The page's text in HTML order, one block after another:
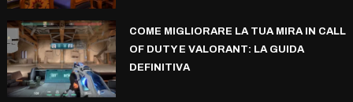
COME MIGLIORARE LA TUA MIRA IN CALL
OF DUTY E VALORANT: LA GUIDA
DEFINITIVA